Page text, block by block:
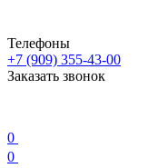
Телефоны
+7 (909) 355-43-00
Заказать звонок
0
0